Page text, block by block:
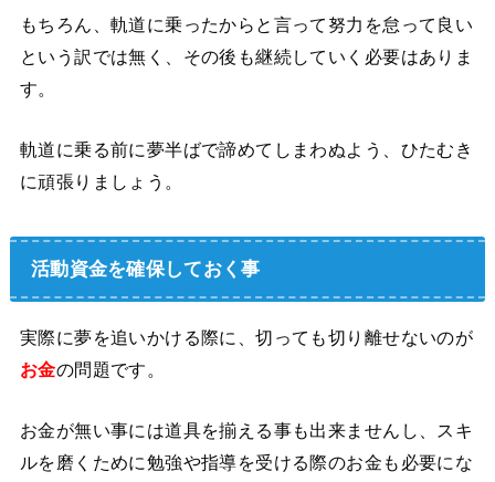
もちろん、軌道に乗ったからと言って努力を怠って良い
という訳では無く、その後も継続していく必要はありま
す。
軌道に乗る前に夢半ばで諦めてしまわぬよう、ひたむき
に頑張りましょう。
活動資金を確保しておく事
実際に夢を追いかける際に、切っても切り離せないのが
お金の問題です。
お金が無い事には道具を揃える事も出来ませんし、スキ
ルを磨くために勉強や指導を受ける際のお金も必要にな